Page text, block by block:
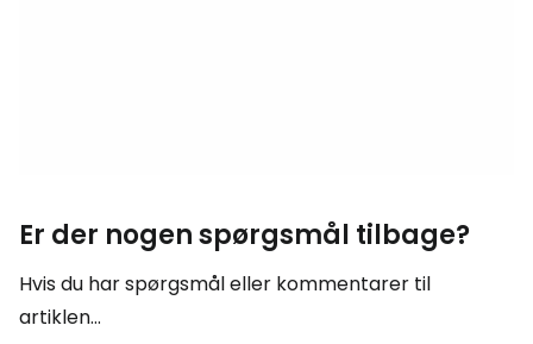
Er der nogen spørgsmål tilbage?
Hvis du har spørgsmål eller kommentarer til
artiklen...